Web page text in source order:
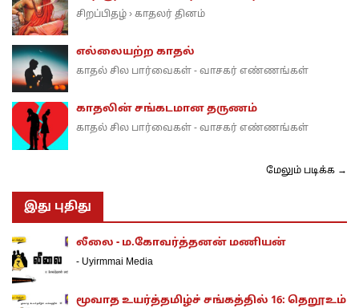
சிறப்பிதழ் › காதலர் தினம்
எல்லையற்ற காதல்
காதல் சில பார்வைகள் - வாசகர் எண்ணங்கள்
காதலின் சங்கடமான தருணம்
காதல் சில பார்வைகள் - வாசகர் எண்ணங்கள்
மேலும் படிக்க →
இது புதிது
லீலை - ம.கோவர்த்தனன் மணியன்
- Uyirmmai Media
மூவாத உயர்த்தமிழ்ச் சங்கத்தில் 16: தெறூஉம்